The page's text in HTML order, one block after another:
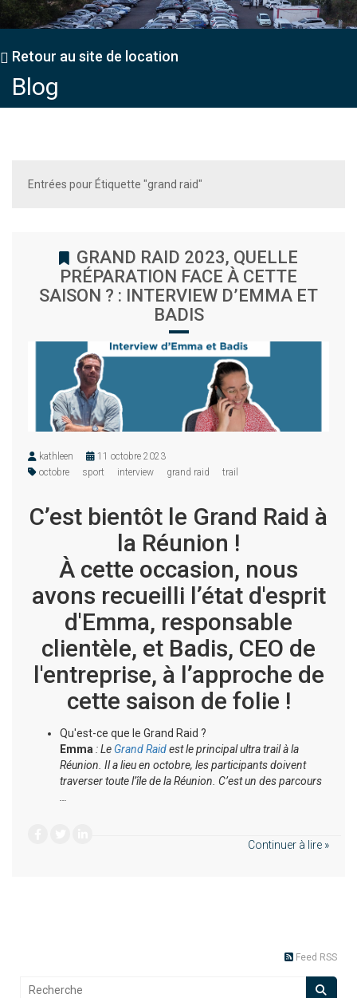
Retour au site de location
Blog
Entrées pour Étiquette "grand raid"
GRAND RAID 2023, QUELLE
PRÉPARATION FACE À CETTE
SAISON ? : INTERVIEW D’EMMA ET
BADIS
kathleen
11 octobre 2023
octobre
sport interview grand raid trail
C’est bientôt le Grand Raid à
la Réunion !
À cette occasion, nous
avons recueilli l’état d'esprit
d'Emma, responsable
clientèle, et Badis, CEO de
l'entreprise, à l’approche de
cette saison de folie !
Qu'est-ce que le Grand Raid ?
Emma: Le Grand Raidest le principal ultra trail à la
Réunion. Il a lieu en octobre, les participants doivent
traverser toute l’île de la Réunion. C’est un des parcours
…
Continuer à lire »
Feed RSS